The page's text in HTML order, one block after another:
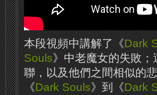
本段視頻中講解了《Dark
Souls》中老魔女的失敗
聯，以及他們之間相似的
《Dark Souls》到《Dark